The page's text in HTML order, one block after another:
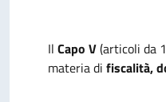
Il Capo V(articoli da
materia di fiscalità,